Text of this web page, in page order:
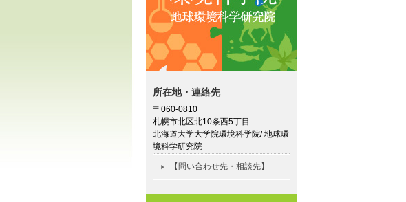
所在地・連絡先
〒060-0810
札幌市北区北10条西5丁目
北海道大学大学院環境科学院/ 地球環
境科学研究院
【問い合わせ先・相談先】